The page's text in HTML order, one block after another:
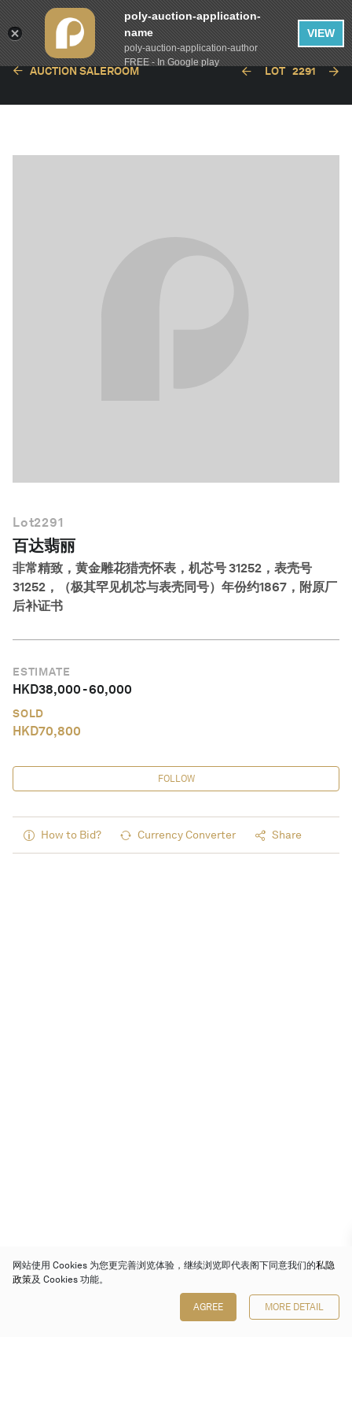
AUCTION SALEROOM LOT 2291
Lot2291
百达翡丽
非常精致，黄金雕花猎壳怀表，机芯号 31252，表壳号
31252，（极其罕见机芯与表壳同号）年份约1867，附原厂
后补证书
ESTIMATE
HKD38,000-60,000
SOLD
HKD70,800
FOLLOW
How to Bid? Currency Converter Share
网站使用 Cookies 为您更完善浏览体验，继续浏览即代表阁下同意我们的私隐
政策及 Cookies 功能。
AGREE MORE DETAIL
poly-auction-application-
name
poly-auction-application-author
FREE - In Google play
VIEW